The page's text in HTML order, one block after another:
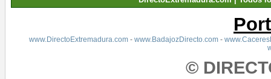
www.DirectoExtremadura.com- www.BadajozDirecto.com-
©